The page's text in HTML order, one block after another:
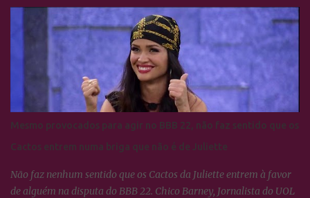
Mesmo provocados para agir no BBB 22, não faz sentido que os
Cactos entrem numa briga que não é de Juliette
Não faz nenhum sentido que os Cactos da Juliette entrem à favor
de alguém na disputa do BBB 22. Chico Barney, Jornalista do UOL